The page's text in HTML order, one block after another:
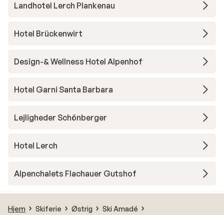
Landhotel Lerch Plankenau
Hotel Brückenwirt
Design-& Wellness Hotel Alpenhof
Hotel Garni Santa Barbara
Lejligheder Schönberger
Hotel Lerch
Alpenchalets Flachauer Gutshof
Hjem Skiferie Østrig
Ski Amadé